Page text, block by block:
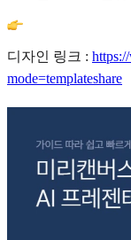
디자인 링크 :
mode=templateshare